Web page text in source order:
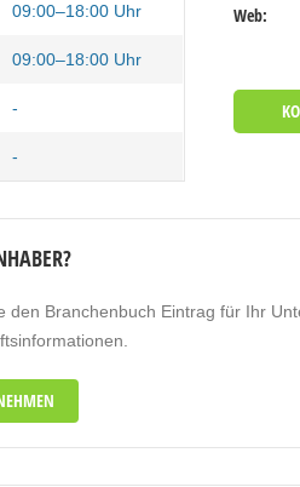
09:00–18:00 Uhr
09:00–18:00 Uhr
-
-
Web:
den Branchenbuch Eintrag für Ihr